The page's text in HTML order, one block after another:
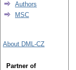
Authors
MSC
About DML-CZ
Partner of